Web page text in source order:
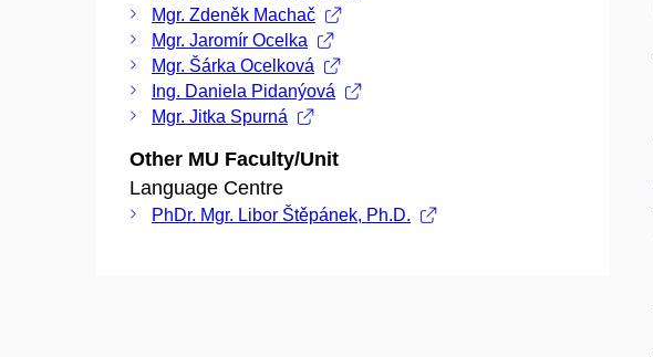
Mgr. Zdeněk Machač
Mgr. Jaromír Ocelka
Mgr. Šárka Ocelková
Ing. Daniela Pidanýová
Mgr. Jitka Spurná
Other MU Faculty/Unit
Language Centre
PhDr. Mgr. Libor Štěpánek, Ph.D.